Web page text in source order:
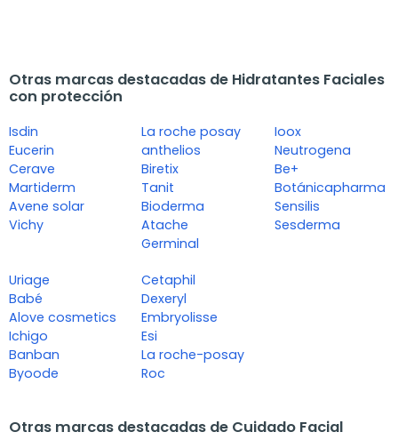
Otras marcas destacadas de Hidratantes Faciales
con protección
Isdin
Eucerin
Cerave
Martiderm
Avene solar
Vichy
La roche posay
anthelios
Biretix
Tanit
Bioderma
Atache
Germinal
Ioox
Neutrogena
Be+
Botánicapharma
Sensilis
Sesderma
Uriage
Babé
Alove cosmetics
Ichigo
Banban
Byoode
Cetaphil
Dexeryl
Embryolisse
Esi
La roche-posay
Roc
Otras marcas destacadas de Cuidado Facial